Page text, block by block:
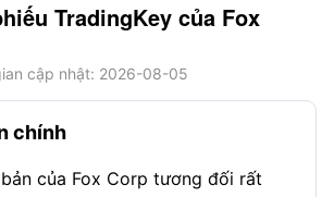
TradingKey của Fox
cập nhật: 2026-08-05
chính
của Fox Corp tương đối rất